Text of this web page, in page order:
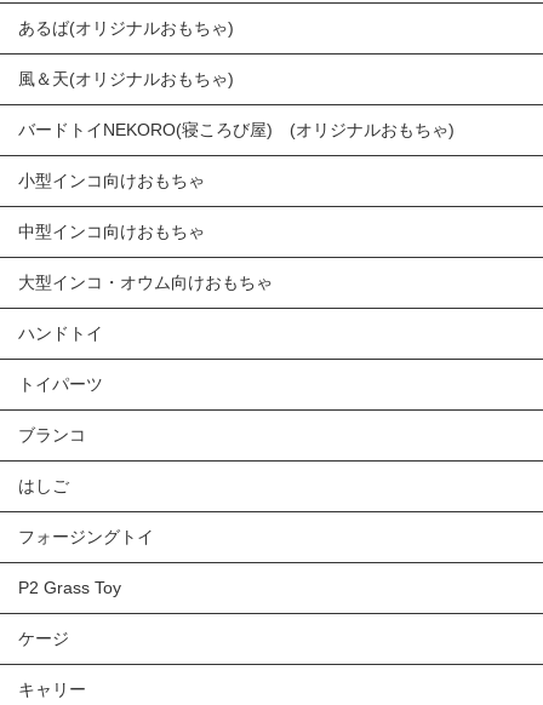
あるば(オリジナルおもちゃ)
風＆天(オリジナルおもちゃ)
バードトイNEKORO(寝ころび屋) (オリジナルおもちゃ)
小型インコ向けおもちゃ
中型インコ向けおもちゃ
大型インコ・オウム向けおもちゃ
ハンドトイ
トイパーツ
ブランコ
はしご
フォージングトイ
P2 Grass Toy
ケージ
キャリー